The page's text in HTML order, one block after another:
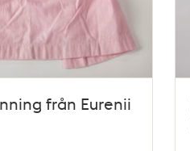
från Eurenii